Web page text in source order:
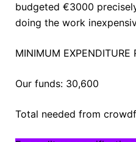
budgeted €3000
doing the work
MINIMUM
Our funds: 30,600
Total needed from